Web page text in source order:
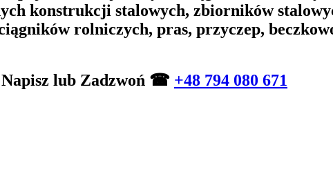
konstrukcji stalowych, zbiorników
rolniczych, pras, przyczep,
lub Zadzwoń ☎ +48 794 080 671